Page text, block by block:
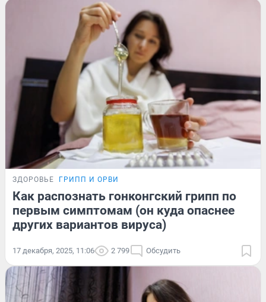
ЗДОРОВЬЕ ГРИПП И ОРВИ
Как распознать гонконгский грипп по
первым симптомам (он куда опаснее
других вариантов вируса)
17 декабря, 2025, 11:06 2 799 Обсудить